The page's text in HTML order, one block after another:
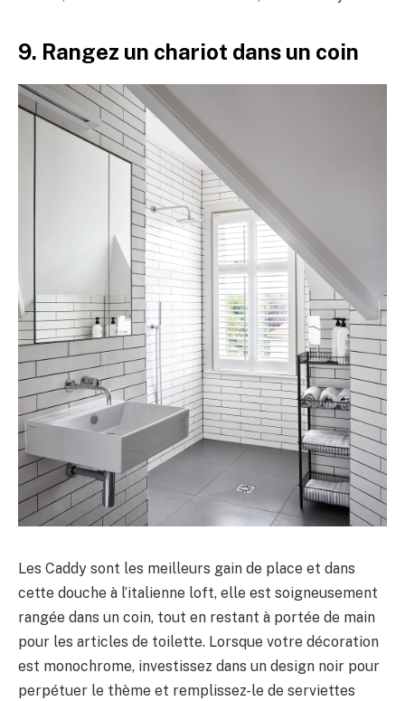
9. Rangez un chariot dans un coin
Les Caddy sont les meilleurs gain de place et dans
cette douche à l’italienne loft, elle est soigneusement
rangée dans un coin, tout en restant à portée de main
pour les articles de toilette. Lorsque votre décoration
est monochrome, investissez dans un design noir pour
perpétuer le thème et remplissez-le de serviettes